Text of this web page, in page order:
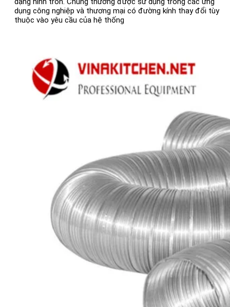
dụng công nghiệp và thương mại có đường kính thay đổi tùy
thuộc vào yêu cầu của hệ thống